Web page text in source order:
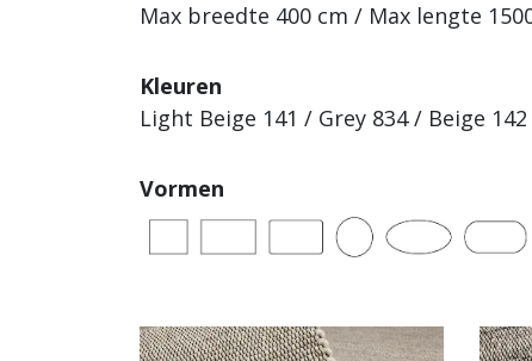
Max breedte 400 cm / Max lengte
Kleuren
Light Beige 141 / Grey 834 / Beige
Vormen